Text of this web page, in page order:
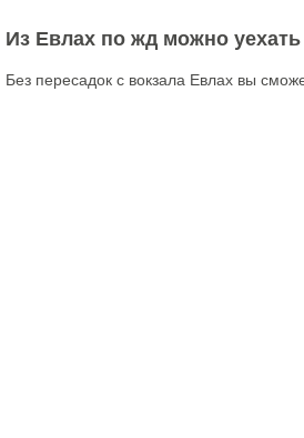
Из Евлах по жд можно
Без пересадок с вокзала Евлах вы